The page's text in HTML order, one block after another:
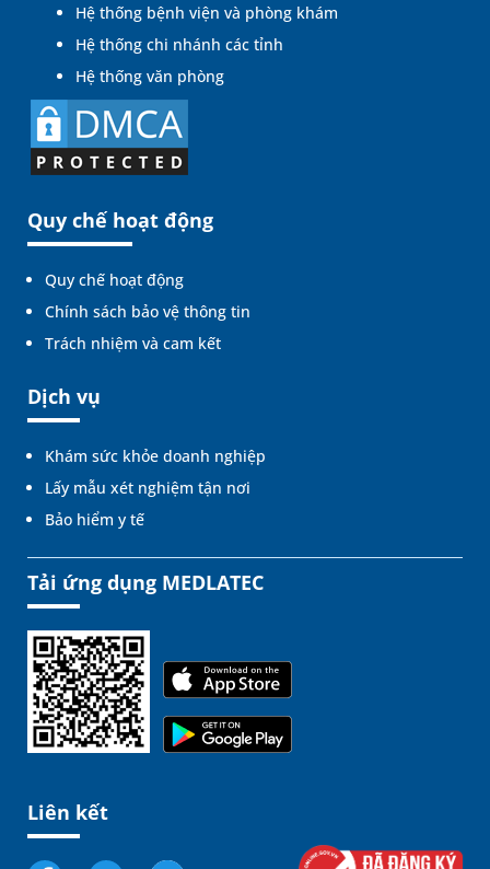
Hệ thống bệnh viện và phòng khám
Hệ thống chi nhánh các tỉnh
Hệ thống văn phòng
Quy chế hoạt động
Quy chế hoạt động
Chính sách bảo vệ thông tin
Trách nhiệm và cam kết
Dịch vụ
Khám sức khỏe doanh nghiệp
Lấy mẫu xét nghiệm tận nơi
Bảo hiểm y tế
Tải ứng dụng MEDLATEC
Liên kết